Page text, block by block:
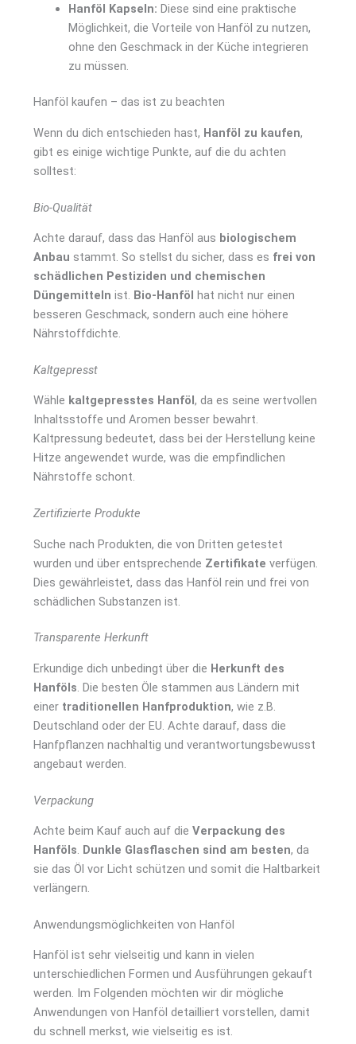
Hanföl Kapseln: Diese sind eine praktische
Möglichkeit, die Vorteile von Hanföl zu nutzen,
ohne den Geschmack in der Küche integrieren
zu müssen.
Hanföl kaufen – das ist zu beachten
Wenn du dich entschieden hast, Hanföl zu kaufen,
gibt es einige wichtige Punkte, auf die du achten
solltest:
Bio-Qualität
Achte darauf, dass das Hanföl aus biologischem
Anbau stammt. So stellst du sicher, dass es frei von
schädlichen Pestiziden und chemischen
Düngemitteln ist. Bio-Hanföl hat nicht nur einen
besseren Geschmack, sondern auch eine höhere
Nährstoffdichte.
Kaltgepresst
Wähle kaltgepresstes Hanföl, da es seine wertvollen
Inhaltsstoffe und Aromen besser bewahrt.
Kaltpressung bedeutet, dass bei der Herstellung keine
Hitze angewendet wurde, was die empfindlichen
Nährstoffe schont.
Zertifizierte Produkte
Suche nach Produkten, die von Dritten getestet
wurden und über entsprechende Zertifikate verfügen.
Dies gewährleistet, dass das Hanföl rein und frei von
schädlichen Substanzen ist.
Transparente Herkunft
Erkundige dich unbedingt über die Herkunft des
Hanföls. Die besten Öle stammen aus Ländern mit
einer traditionellen Hanfproduktion, wie z.B.
Deutschland oder der EU. Achte darauf, dass die
Hanfpflanzen nachhaltig und verantwortungsbewusst
angebaut werden.
Verpackung
Achte beim Kauf auch auf dieVerpackung des
Hanföls. Dunkle Glasflaschen sind am besten, da
sie das Öl vor Licht schützen und somit die Haltbarkeit
verlängern.
Anwendungsmöglichkeiten von Hanföl
Hanföl ist sehr vielseitig und kann in vielen
unterschiedlichen Formen und Ausführungen gekauft
werden. Im Folgenden möchten wir dir mögliche
Anwendungen von Hanföl detailliert vorstellen, damit
du schnell merkst, wie vielseitig es ist.